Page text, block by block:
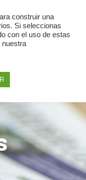
construir una
Si seleccionas
con el uso de estas
nuestra